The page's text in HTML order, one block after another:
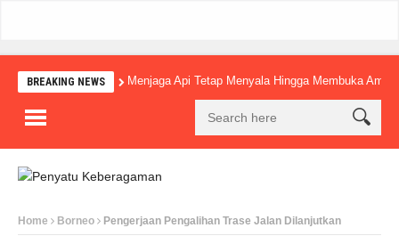
BREAKING NEWS Menjaga Api Tetap Menyala Hingga Membuka
Home Borneo Pengerjaan Pengalihan Trase Jalan Dilanjutkan